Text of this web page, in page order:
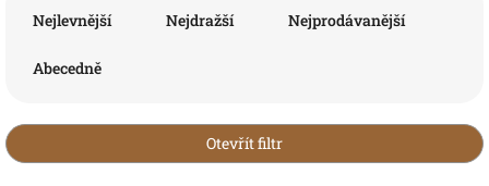
p
r
Nejlevnější Nejdražší Nejprodávanější
Abecedně
Otevřít filtr